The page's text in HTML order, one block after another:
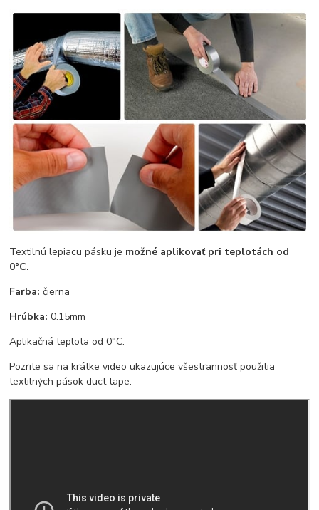
Textilnú lepiacu pásku je možné aplikovať pri teplotách od
0°C.
Farba: čierna
Hrúbka: 0.15mm
Aplikačná teplota od 0°C.
Pozrite sa na krátke video ukazujúce všestrannosť použitia
textilných pások duct tape.